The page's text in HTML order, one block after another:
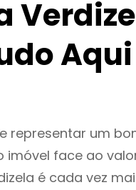
Aqui
representar um
face ao
é cada vez